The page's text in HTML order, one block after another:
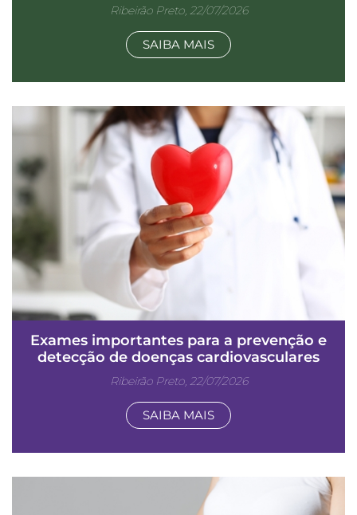
Ribeirão Preto, 22/07/2026
SAIBA MAIS
Exames importantes para a prevenção e
detecção de doenças cardiovasculares
Ribeirão Preto, 22/07/2026
SAIBA MAIS